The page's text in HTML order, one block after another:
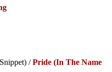
/Pride (In The Name